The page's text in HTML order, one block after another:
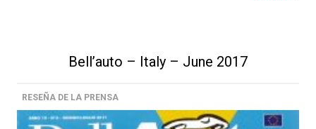
Bell’auto – Italy – June 2017
RESEÑA DE LA PRENSA